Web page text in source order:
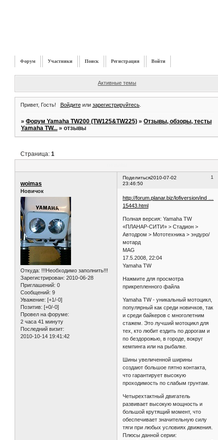
Форум Участники Поиск Регистрация Войти
Активные темы
Привет, Гость! Войдитеили зарегистрируйтесь.
»Форум Yamaha TW200 (TW125&TW225) »Отзывы, обзоры, тесты
Yamaha TW... »отзывы
Страница:1
Поделиться 1
2010-07-02
23:46:50
woimas
Новичок
Откуда: !!!Необходимо заполнить!!!
Зарегистрирован: 2010-06-28
Приглашений: 0
Сообщений: 9
Уважение: [+1/-0]
Позитив: [+0/-0]
Провел на форуме:
2 часа 41 минуту
Последний визит:
2010-10-14 19:41:42
http://forum.planar.biz/lofiversion/ind …
15443.html
Полная версия: Yamaha TW
«ПЛАНАР-СИТИ» > Стадион >
Автодром > Мототехника > эндуро/
мотард
MAG
17.5.2008, 22:04
Yamaha TW
Нажмите для просмотра
прикрепленного файла
Yamaha TW - уникальный мотоцикл,
популярный как среди новичков, так
и среди байкеров с многолетним
стажем. Это лучший мотоцикл для
тех, кто любит ездить по дорогам и
по бездорожью, в городе, вокруг
кемпинга или на рыбалке.
Шины увеличенной ширины
создают большое пятно контакта,
что гарантирует высокую
проходимость по слабым грунтам.
Четырехтактный двигатель
развивает высокую мощность и
большой крутящий момент, что
обеспечивает значительную силу
тяги при любых условиях движения.
Плюсы данной серии: